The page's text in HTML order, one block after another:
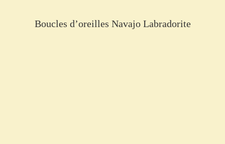
Boucles d’oreilles Navajo Labradorite
€